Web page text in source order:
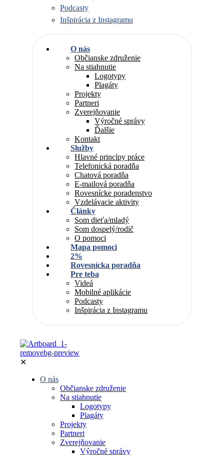
Podcasty
Inšpirácia z Instagramu
O nás
Občianske združenie
Na stiahnutie
Logotypy
Plagáty
Projekty
Partneri
Zverejňovanie
Výročné správy
Ďalšie
Kontakt
Služby
Hlavné princípy práce
Telefonická poradňa
Chatová poradňa
E-mailová poradňa
Rovesnícke poradenstvo
Vzdelávacie aktivity
Články
Som dieťa/mladý
Som dospelý/rodič
O pomoci
Mapa pomoci
2%
Rovesnícka poradňa
Pre teba
Videá
Mobilné aplikácie
Podcasty
Inšpirácia z Instagramu
✕
O nás
Občianske združenie
Na stiahnutie
Logotypy
Plagáty
Projekty
Partneri
Zverejňovanie
Výročné správy